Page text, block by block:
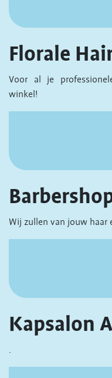
Florale
Voor al je
winkel!
Wij zullen van jouw haar
Kapsalon
.